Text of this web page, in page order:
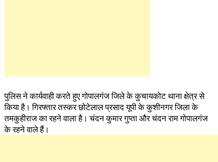
पुलिस ने कार्यवाही करते हुए गोपालगंज जिले के कुचायकोट थाना क्षेत्र से
किया है। गिरफ्तार तस्कर छोटेलाल प्रसाद यूपी के कुशीनगर जिला के
तमकुहीराज का रहने वाला है। चंदन कुमार गुप्ता और चंदन राम गोपालगंज
के रहने वाले हैं।